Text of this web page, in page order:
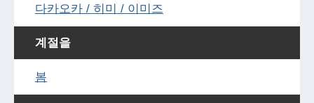
다카오카 / 히미 / 이미즈
계절을
봄